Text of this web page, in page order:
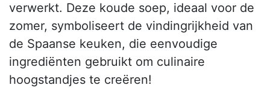
verwerkt. Deze koude soep, ideaal voor de
zomer, symboliseert de vindingrijkheid van
de Spaanse keuken, die eenvoudige
ingrediënten gebruikt om culinaire
hoogstandjes te creëren!